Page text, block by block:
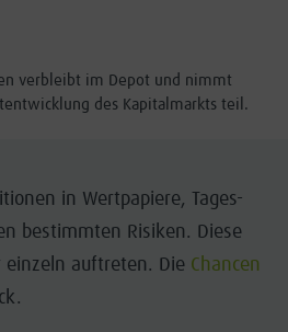
verbleibt im Depot und nimmt
des Kapitalmarkts teil.
in Wertpapiere, Tages-
bestimmten Risiken. Diese
einzeln auftreten. Die Chancen